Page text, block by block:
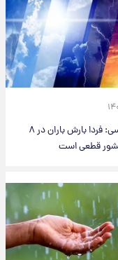
هواشناسی: فردا بارش باران در ۸
قطعی است